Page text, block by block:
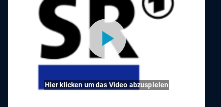
Hier klicken um das Video abzuspielen